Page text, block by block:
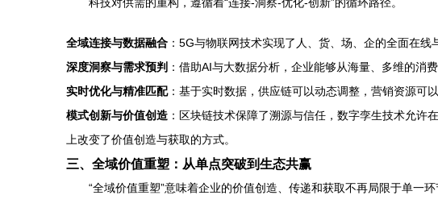
全域连接与数据融合 ：5G与物联网技术实现了人、货、场、企的全面在
深度洞察与需求预判 ：借助AI与大数据分析，企业能够从海量、多维的消
实时优化与精准匹配：基于实时数据，供应链可以动态调整，营销资源可
模式创新与价值创造 ：区块链技术保障了溯源与信任，数字孪生技术允
上改变了价值创造与获取的方式。
三、全域价值重塑：从单点突破到生态共赢
“全域价值重塑”意味着企业的价值创造、传递和获取不再局限于单一